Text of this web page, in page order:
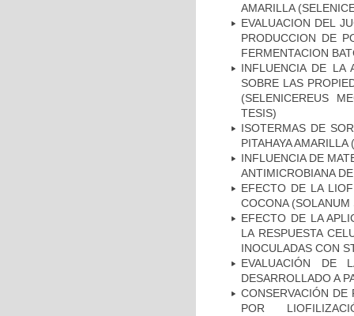
AMARILLA
EVALUACION DEL
PRODUCCION DE
FERMENTACION
INFLUENCIA DE LA
SOBRE LAS
(SELENICEREUS
TESIS)
ISOTERMAS DE
PITAHAYA
INFLUENCIA DE
ANTIMICROBIANA
EFECTO DE LA
COCONA
EFECTO DE LA
LA RESPUESTA
INOCULADAS CON
EVALUACIÓN DE
DESARROLLADO A
CONSERVACIÓN DE
POR